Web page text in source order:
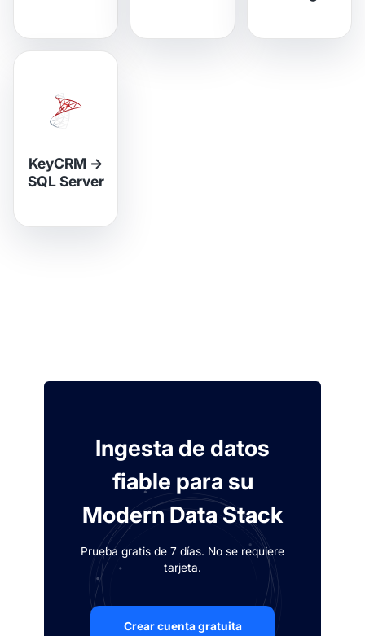
KeyCRM →
SQL Server
Ingesta de datos
fiable para su
Modern Data Stack
Prueba gratis de 7 días. No se requiere
tarjeta.
Crear cuenta gratuita